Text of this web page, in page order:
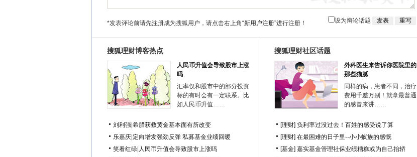
*发表评论前请先注册成为搜狐用户，请点击右上角“新用户注册”进行注册！ 设为辩论话题
搜狐理财博客热点
人民币升值会导致股市上涨
吗
汇率仅和股市中的部分投资
标的有时会有一定联系。比
如人民币升值……
刘利强 希腊获救黄金基本面有所改变
乐嘉庆 定向增发强劲反弹 私募基金业绩回暖
笑看红绿 人民币升值会导致股市上涨吗
搜狐理财社区话题
外科医生来告诉你医院里的
那些猫腻
同样的病，患者不同，治疗
费用千差万别！就拿最普通
的感冒来讲……
[理财] 负利率过没过去！百姓的感受说了算
[理财] 在最困难的日子里--小小蚁族的感慨
[基金] 嘉实基金管理社保业绩糟糕或为自己抬轿